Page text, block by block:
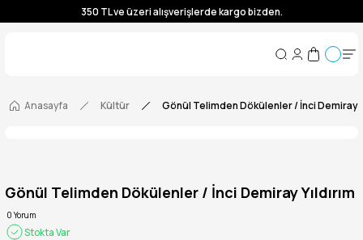
350 TL ve üzeri alışverişlerde kargo bizden.
350 TL ve üzeri alışverişlerde kargo bizden.
Anasayfa
Kültür Gönül Telimden Dökülenler / İnci Demiray
Gönül Telimden Dökülenler / İnci Demiray Yıldırım
0 Yorum
Stokta Var